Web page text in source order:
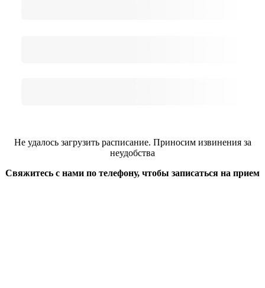
Не удалось загрузить расписание. Приносим извинения за
неудобства
Свяжитесь с нами по телефону, чтобы записаться на прием